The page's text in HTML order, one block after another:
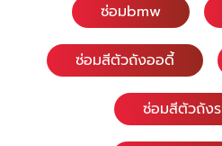
ซ่อมbmw
ซ่อมสีตัวถังออดี้
ซ่อมสีตัวถัง